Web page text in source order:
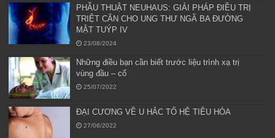
PHẪU THUẬT NEUHAUS: GIẢI PHÁP ĐIỀU TRỊ
TRIỆT CĂN CHO UNG THƯ NGÃ BA ĐƯỜNG
MẬT TUÝP IV
23/08/2024
Những điều bạn cần biết trước liệu trình xạ trị
vùng đầu – cổ
25/07/2022
ĐẠI CƯƠNG VỀ U HẮC TỐ HỆ TIÊU HÓA
27/06/2022